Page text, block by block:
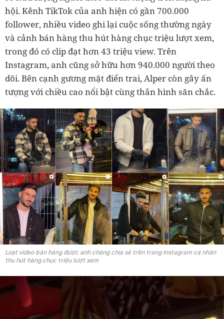
hội. Kênh TikTok của anh hiện có gần 700.000
follower, nhiều video ghi lại cuộc sống thường ngày
và cảnh bán hàng thu hút hàng chục triệu lượt xem,
trong đó có clip đạt hơn 43 triệu view. Trên
Instagram, anh cũng sở hữu hơn 940.000 người theo
dõi. Bên cạnh gương mặt điển trai, Alper còn gây ấn
tượng với chiều cao nổi bật cùng thân hình săn chắc.
Loạt video bán hàng được anh chàng chia sẻ trên trang Instagram cá nhân
thu hút hàng chục triệu lượt xem